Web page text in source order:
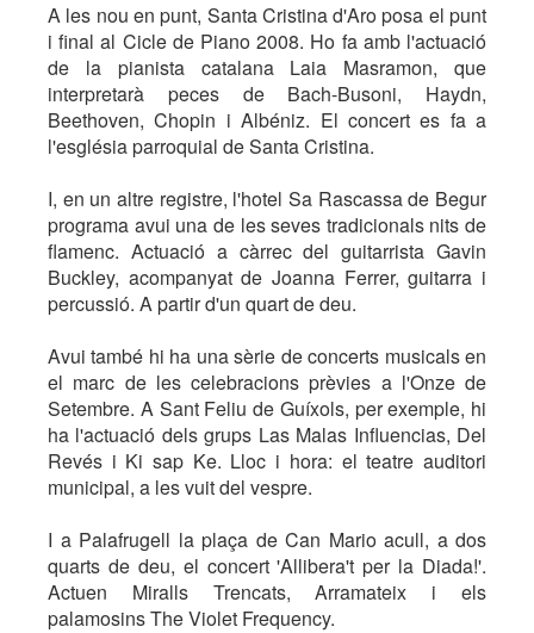
A les nou en punt, Santa Cristina d'Aro posa el punt
i final al Cicle de Piano 2008. Ho fa amb l'actuació
de la pianista catalana Laia Masramon, que
interpretarà peces de Bach-Busoni, Haydn,
Beethoven, Chopin i Albéniz. El concert es fa a
l'església parroquial de Santa Cristina.
I, en un altre registre, l'hotel Sa Rascassa de Begur
programa avui una de les seves tradicionals nits de
flamenc. Actuació a càrrec del guitarrista Gavin
Buckley, acompanyat de Joanna Ferrer, guitarra i
percussió. A partir d'un quart de deu.
Avui també hi ha una sèrie de concerts musicals en
el marc de les celebracions prèvies a l'Onze de
Setembre. A Sant Feliu de Guíxols, per exemple, hi
ha l'actuació dels grups Las Malas Influencias, Del
Revés i Ki sap Ke. Lloc i hora: el teatre auditori
municipal, a les vuit del vespre.
I a Palafrugell la plaça de Can Mario acull, a dos
quarts de deu, el concert 'Allibera't per la Diada!'.
Actuen Miralls Trencats, Arramateix i els
palamosins The Violet Frequency.